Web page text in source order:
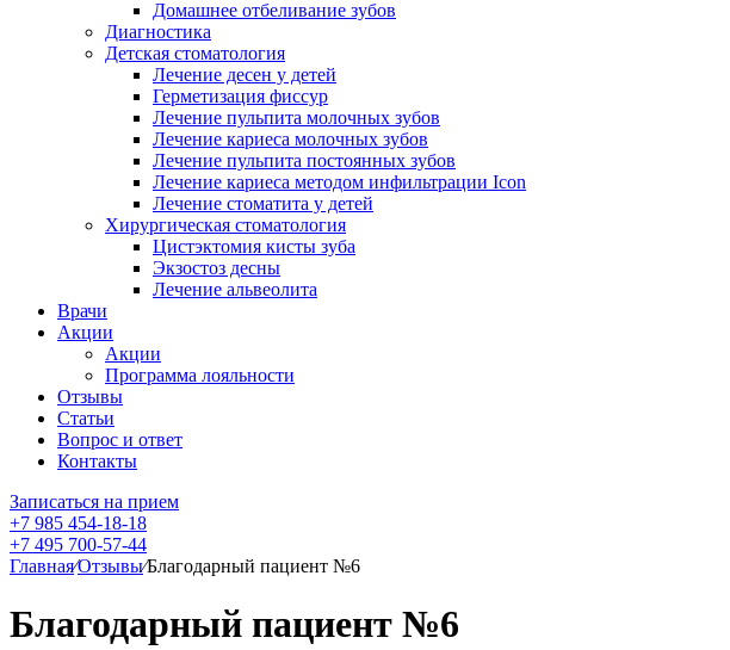
Домашнее отбеливание зубов
Диагностика
Детская стоматология
Лечение десен у детей
Герметизация фиссур
Лечение пульпита молочных зубов
Лечение кариеса молочных зубов
Лечение пульпита постоянных зубов
Лечение кариеса методом инфильтрации Icon
Лечение стоматита у детей
Хирургическая стоматология
Цистэктомия кисты зуба
Экзостоз десны
Лечение альвеолита
Врачи
Акции
Акции
Программа лояльности
Отзывы
Статьи
Вопрос и ответ
Контакты
Записаться на прием
+7 985 454-18-18
+7 495 700-57-44
Главная⁄Отзывы⁄Благодарный пациент №6
Благодарный пациент №6